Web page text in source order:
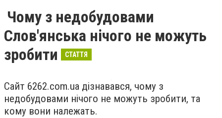
Чому з недобудовами
Слов'янська нічого не можуть
зробити
СТАТТЯ
Сайт 6262.com.ua дізнавався, чому з
недобудовами нічого не можуть зробити, та
кому вони належать.